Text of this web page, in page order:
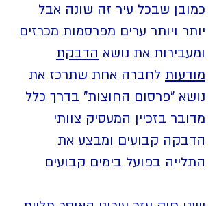
כמובן שבכל עיר זה שונה אבל
יותר ויותר ערים מפרסמות מכרזים
ומעבירות את נושא הדבקת
מודעות לחברה אחת שתרכז את
נושא "פרסום החוצות" בדרך כלל
מדובר בזכיין המעסיק צוותי
הדבקה קבועים ומבצע את
התלייה בפועל בימים קבועים